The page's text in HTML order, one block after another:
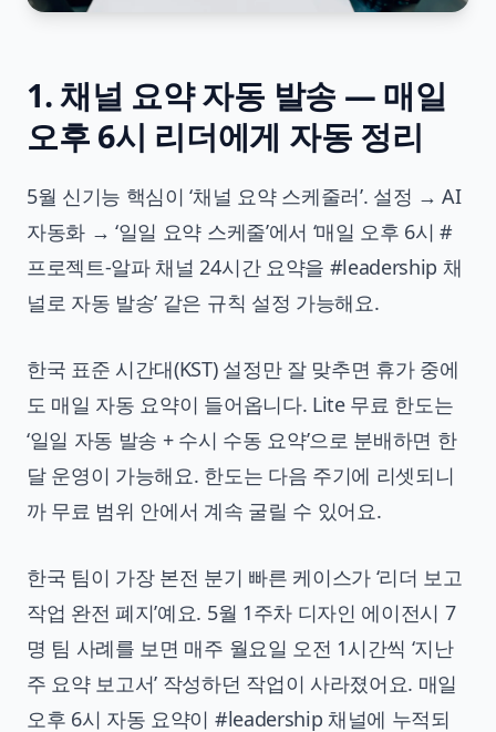
1. 채널 요약 자동 발송 — 매일
오후 6시 리더에게 자동 정리
5월 신기능 핵심이 ‘채널 요약 스케줄러’. 설정 → AI
자동화 → ‘일일 요약 스케줄’에서 ‘매일 오후 6시 #
프로젝트-알파 채널 24시간 요약을 #leadership 채
널로 자동 발송’ 같은 규칙 설정 가능해요.
한국 표준 시간대(KST) 설정만 잘 맞추면 휴가 중에
도 매일 자동 요약이 들어옵니다. Lite 무료 한도는
‘일일 자동 발송 + 수시 수동 요약’으로 분배하면 한
달 운영이 가능해요. 한도는 다음 주기에 리셋되니
까 무료 범위 안에서 계속 굴릴 수 있어요.
한국 팀이 가장 본전 분기 빠른 케이스가 ‘리더 보고
작업 완전 폐지’예요. 5월 1주차 디자인 에이전시 7
명 팀 사례를 보면 매주 월요일 오전 1시간씩 ‘지난
주 요약 보고서’ 작성하던 작업이 사라졌어요. 매일
오후 6시 자동 요약이 #leadership 채널에 누적되